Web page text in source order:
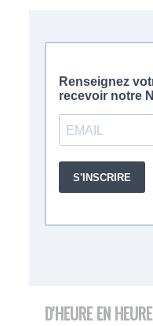
D'HEURE EN HEURE